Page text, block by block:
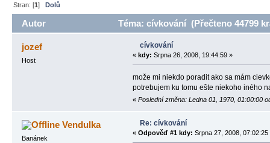
Stran: [1]Dolů
Autor Téma: cívkování (Přečteno 44799
jozef
Host
cívkování
« kdy: Srpna 26, 2008, 19:44:59 »
može mi niekdo poradit ako sa mám
potrebujem ku tomu ešte niekoho iného
« Poslední změna: Ledna 01, 1970, 01:00:00
Vendulka
Banánek
Re: cívkování
« Odpověď #1 kdy: Srpna 27, 2008, 07:02:25